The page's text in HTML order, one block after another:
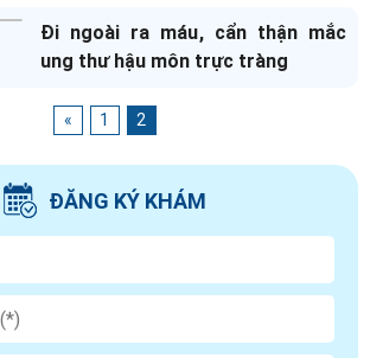
Đi ngoài ra máu, cẩn thận mắc
ung thư hậu môn trực tràng
« 1 2
ĐĂNG KÝ KHÁM